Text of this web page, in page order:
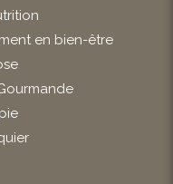
en bien-être